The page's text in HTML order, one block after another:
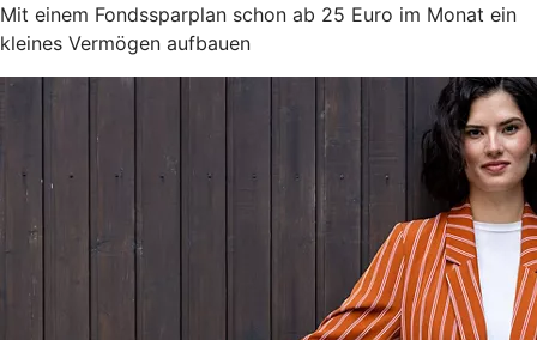
Mit einem Fondssparplan schon ab 25 Euro im Monat ein
kleines Vermögen aufbauen